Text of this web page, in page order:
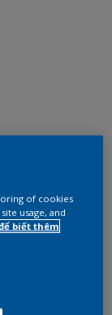
of cookies
usage, and
biết thêm